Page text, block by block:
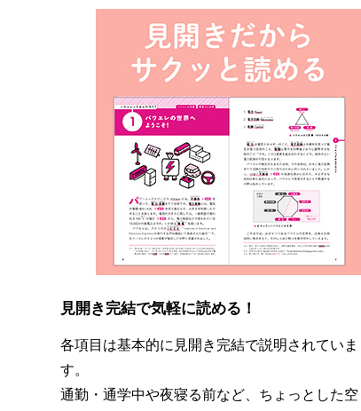
見開き完結で気軽に読める！
各項目は基本的に見開き完結で説明されていま
す。
通勤・通学中や夜寝る前など、ちょっとした空